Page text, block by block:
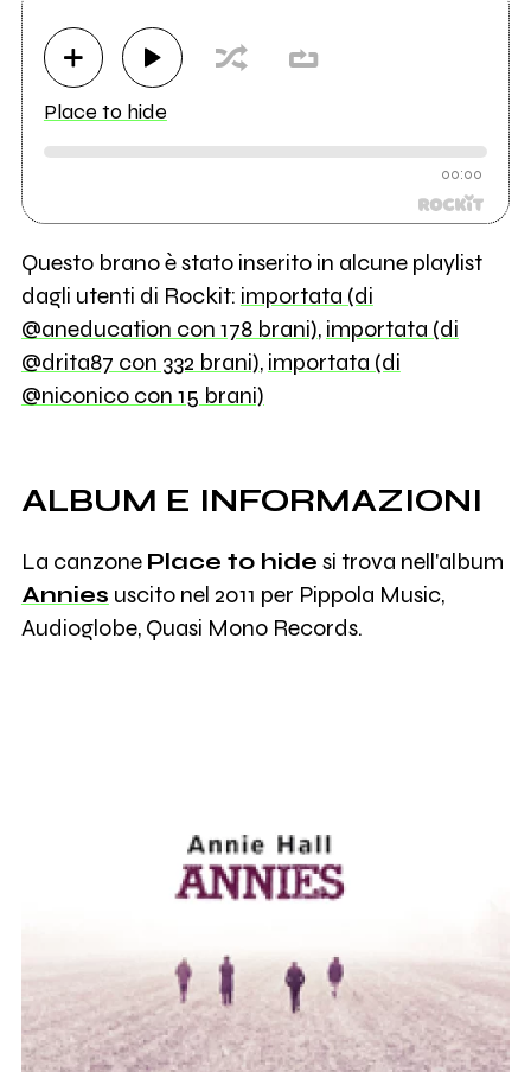
Place to hide
00:00
Questo brano è stato inserito in alcune playlist
dagli utenti di Rockit: importata (di
@aneducation con 178 brani), importata (di
@drita87 con 332 brani), importata (di
@niconico con 15 brani)
ALBUM E INFORMAZIONI
La canzone Place to hide si trova nell'album
Annies uscito nel 2011 per Pippola Music,
Audioglobe, Quasi Mono Records.